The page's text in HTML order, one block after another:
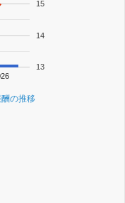
13
14
15
の推移